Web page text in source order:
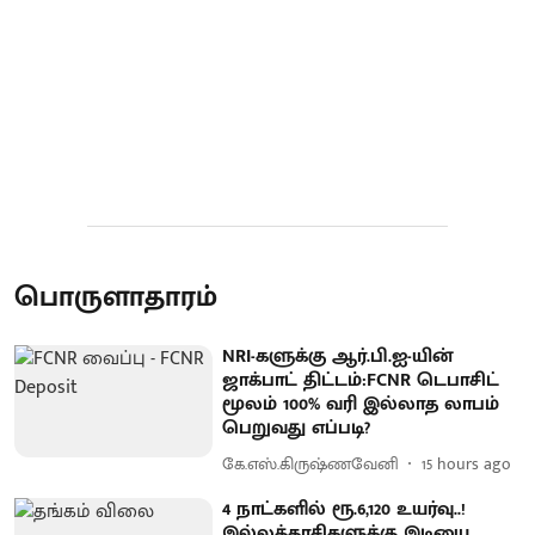
பொருளாதாரம்
NRI-களுக்கு ஆர்.பி.ஐ-யின்
ஜாக்பாட் திட்டம்:FCNR டெபாசிட்
மூலம் 100% வரி இல்லாத லாபம்
பெறுவது எப்படி?
கே.எஸ்.கிருஷ்ணவேனி 15 hours ago
4 நாட்களில் ரூ.6,120 உயர்வு..!